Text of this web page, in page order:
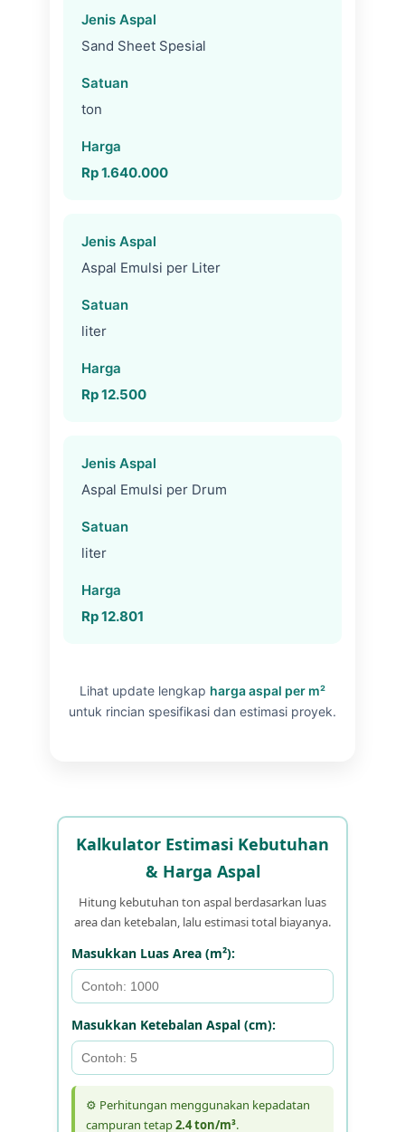
Sand Sheet Spesial
ton
Rp 1.640.000
Aspal Emulsi per Liter
liter
Rp 12.500
Aspal Emulsi per Drum
liter
Rp 12.801
Lihat update lengkap harga aspal per m²
untuk rincian spesifikasi dan estimasi proyek.